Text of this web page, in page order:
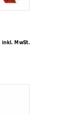
inkl. MwSt.